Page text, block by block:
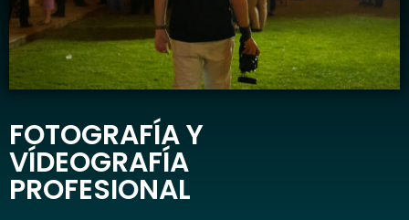
FOTOGRAFÍA Y
VÍDEOGRAFÍA
PROFESIONAL